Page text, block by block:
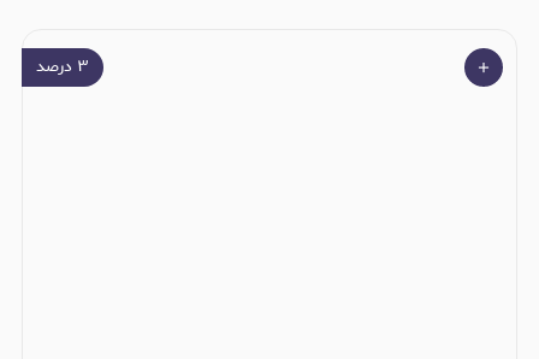
۳ درصد